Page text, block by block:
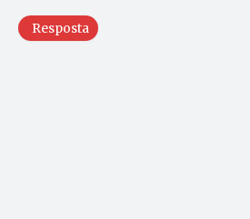
Resposta